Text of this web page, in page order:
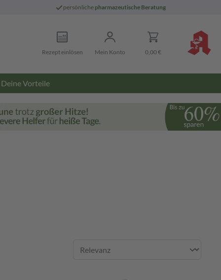
persönliche pharmazeutische Beratung
Rezept einlösen Mein Konto 0,00 €
Deine Vorteile